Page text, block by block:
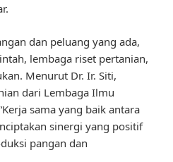
dan peluang yang ada,
lembaga riset pertanian,
Menurut Dr. Ir. Siti,
dari Lembaga Ilmu
sama yang baik antara
sinergi yang positif
pangan dan